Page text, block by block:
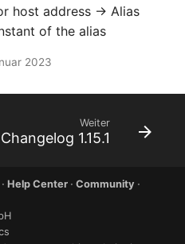
Netzbereiche
Netzwerk-Listener
Netzwerkport
Telefonanlage
Unterbrechungsfreie
Verteilerkasten
Vertrag
host address -> Alias
of the alias
2023
Weiter
Changelog 1.15.1
· Help Center ·Community ·